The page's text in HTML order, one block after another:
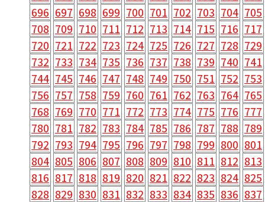
696 697 698 699 700 701 702 703 704 705
708 709 710 711 712 713 714 715 716 717
720 721 722 723 724 725 726 727 728 729
732 733 734 735 736 737 738 739 740 741
744 745 746 747 748 749 750 751 752 753
756 757 758 759 760 761 762 763 764 765
768 769 770 771 772 773 774 775 776 777
780 781 782 783 784 785 786 787 788 789
792 793 794 795 796 797 798 799 800 801
804 805 806 807 808 809 810 811 812 813
816 817 818 819 820 821 822 823 824 825
828 829 830 831 832 833 834 835 836 837